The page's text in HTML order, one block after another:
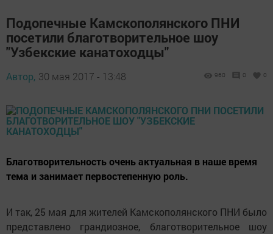
Подопечные Камскополянского ПНИ
посетили благотворительное шоу
"Узбекские канатоходцы"
Автор, 30 мая 2017 - 13:48 960 0 0
Благотворительность очень актуальная в наше время
тема и занимает первостепенную роль.
И так, 25 мая для жителей Камскополянского ПНИ было
представлено грандиозное, благотворительное шоу